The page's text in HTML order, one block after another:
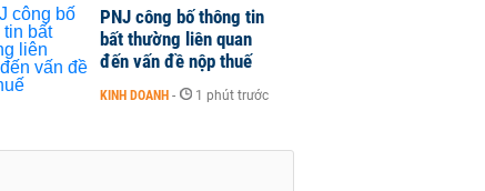
PNJ công bố thông tin
bất thường liên quan
đến vấn đề nộp thuế
KINH DOANH - 1 phút trước